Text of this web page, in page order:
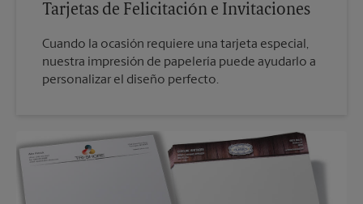
Tarjetas de Felicitación e Invitaciones
Cuando la ocasión requiere una tarjeta especial,
nuestra impresión de papelería puede ayudarlo a
personalizar el diseño perfecto.